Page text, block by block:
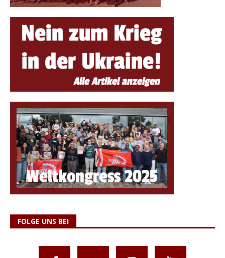
FOLGE UNS BEI